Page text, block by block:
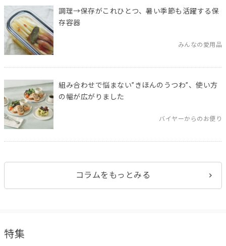
調理→保存がこれひとつ、暑い季節も活躍する保
存容器
みんなの愛用品
組み合わせで悩まない”きほんのうつわ”、使い方
の幅が広がりました
バイヤーからのお便り
コラムをもっとみる
特集